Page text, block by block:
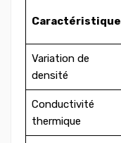
Caractéristique
Variation de
densité
Conductivité
thermique